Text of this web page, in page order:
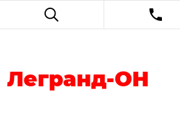
Легранд-ОН